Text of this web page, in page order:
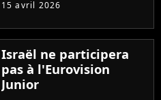
Télévisions. Pour la
douzième fois,
Stéphane Bern
commentera
l'événement pour la
15 avril 2026
Israël ne participera
pas à l'Eurovision
Junior